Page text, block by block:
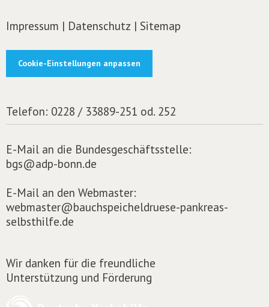
Impressum | Datenschutz | Sitemap
Cookie-Einstellungen anpassen
Telefon: 0228 / 33889-251 od. 252
E-Mail an die Bundesgeschäftsstelle:
bgs@adp-bonn.de
E-Mail an den Webmaster:
webmaster@bauchspeicheldruese-pankreas-
selbsthilfe.de
Wir danken für die freundliche
Unterstützung und Förderung